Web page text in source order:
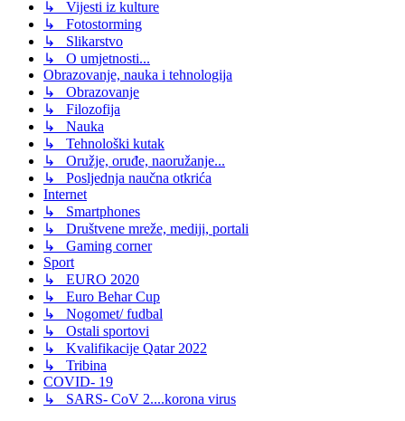
↳ Vijesti iz kulture
↳ Fotostorming
↳ Slikarstvo
↳ O umjetnosti...
Obrazovanje, nauka i tehnologija
↳ Obrazovanje
↳ Filozofija
↳ Nauka
↳ Tehnološki kutak
↳ Oružje, oruđe, naoružanje...
↳ Posljednja naučna otkrića
Internet
↳ Smartphones
↳ Društvene mreže, mediji, portali
↳ Gaming corner
Sport
↳ EURO 2020
↳ Euro Behar Cup
↳ Nogomet/ fudbal
↳ Ostali sportovi
↳ Kvalifikacije Qatar 2022
↳ Tribina
COVID- 19
↳ SARS- CoV 2....korona virus